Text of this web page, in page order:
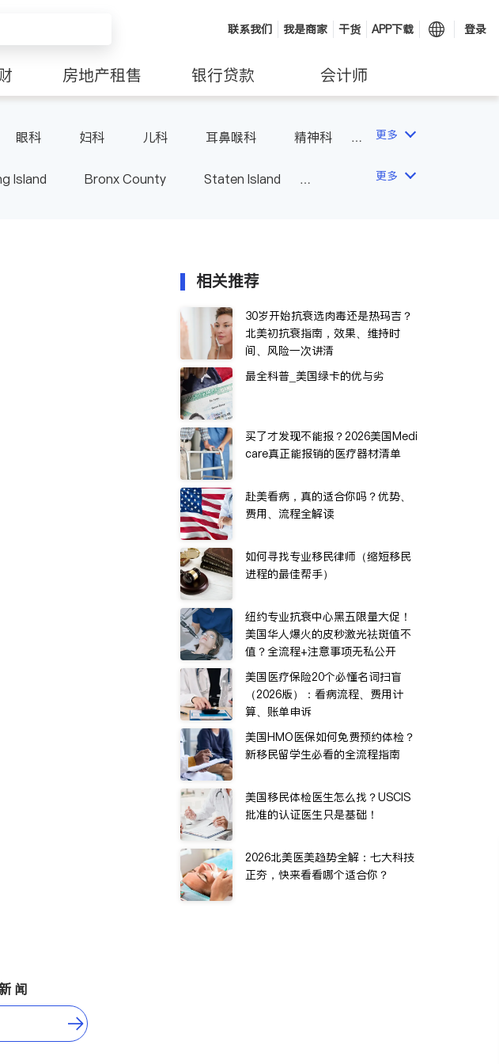
联系我们 我是商家 干货 APP下载 登录
房地产租售 银行贷款 会计师
眼科 妇科 儿科 耳鼻喉科
精神科
更多
Island Bronx County
Staten Island
更多
相关推荐
30岁开始抗衰选肉毒还是热玛吉？
北美初抗衰指南，效果、维持时
间、风险一次讲清
最全科普_美国绿卡的优与劣
买了才发现不能报？2026美国Medi
care真正能报销的医疗器材清单
赴美看病，真的适合你吗？优势、
费用、流程全解读
如何寻找专业移民律师（缩短移民
进程的最佳帮手）
纽约专业抗衰中心黑五限量大促！
美国华人爆火的皮秒激光祛斑值不
值？全流程+注意事项无私公开
美国医疗保险20个必懂名词扫盲
（2026版）：看病流程、费用计
算、账单申诉
美国HMO医保如何免费预约体检？
新移民留学生必看的全流程指南
美国移民体检医生怎么找？USCIS
批准的认证医生只是基础！
2026北美医美趋势全解：七大科技
正夯，快来看看哪个适合你？
闻